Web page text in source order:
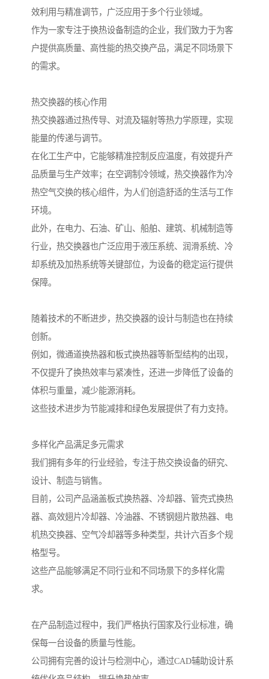
效利用与精准调节，广泛应用于多个行业领域。
作为一家专注于换热设备制造的企业，我们致力于为客
户提供高质量、高性能的热交换产品，满足不同场景下
的需求。
热交换器的核心作用
热交换器通过热传导、对流及辐射等热力学原理，实现
能量的传递与调节。
在化工生产中，它能够精准控制反应温度，有效提升产
品质量与生产效率；在空调制冷领域，热交换器作为冷
热空气交换的核心组件，为人们创造舒适的生活与工作
环境。
此外，在电力、石油、矿山、船舶、建筑、机械制造等
行业，热交换器也广泛应用于液压系统、润滑系统、冷
却系统及加热系统等关键部位，为设备的稳定运行提供
保障。
随着技术的不断进步，热交换器的设计与制造也在持续
创新。
例如，微通道换热器和板式换热器等新型结构的出现，
不仅提升了换热效率与紧凑性，还进一步降低了设备的
体积与重量，减少能源消耗。
这些技术进步为节能减排和绿色发展提供了有力支持。
多样化产品满足多元需求
我们拥有多年的行业经验，专注于热交换设备的研究、
设计、制造与销售。
目前，公司产品涵盖板式换热器、冷却器、管壳式换热
器、高效翅片冷却器、冷油器、不锈钢翅片散热器、电
机热交换器、空气冷却器等多种类型，共计六百多个规
格型号。
这些产品能够满足不同行业和不同场景下的多样化需
求。
在产品制造过程中，我们严格执行国家及行业标准，确
保每一台设备的质量与性能。
公司拥有完善的设计与检测中心，通过CAD辅助设计系